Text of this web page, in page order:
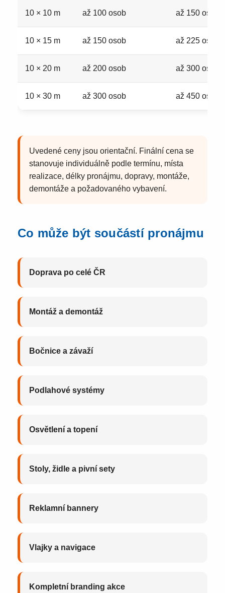
10 × 10 m až 100 osob až 150 osob
10 × 15 m až 150 osob až 225 osob
10 × 20 m až 200 osob až 300 osob
10 × 30 m až 300 osob až 450 osob
Uvedené ceny jsou orientační. Finální cena se
stanovuje individuálně podle termínu, místa
realizace, délky pronájmu, dopravy, montáže,
demontáže a požadovaného vybavení.
Co může být součástí pronájmu
Doprava po celé ČR
Montáž a demontáž
Bočnice a závaží
Podlahové systémy
Osvětlení a topení
Stoly, židle a pivní sety
Reklamní bannery
Vlajky a navigace
Kompletní branding akce